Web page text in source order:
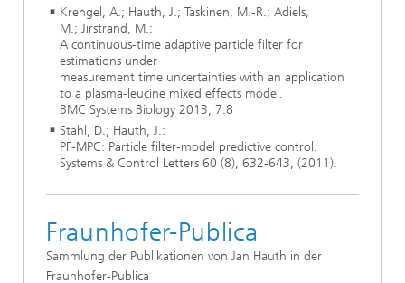
Krengel, A.; Hauth, J.; Taskinen, M.-R.; Adiels,
M.; Jirstrand, M.:
A continuous-time adaptive particle filter for
estimations under
measurement time uncertainties with an application
to a plasma-leucine mixed effects model.
BMC Systems Biology 2013, 7:8
Stahl, D.; Hauth, J.:
PF-MPC: Particle filter-model predictive control.
Systems & Control Letters 60 (8), 632-643, (2011).
Fraunhofer-Publica
Sammlung der Publikationen von Jan Hauth in der
Fraunhofer-Publica